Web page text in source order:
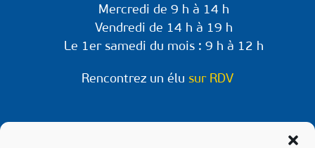
Mercredi de 9 h à 14 h
Vendredi de 14 h à 19 h
Le 1er samedi du mois : 9 h à 12 h
Rencontrez un élu sur RDV